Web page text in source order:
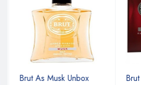
Brut As Musk Unbox